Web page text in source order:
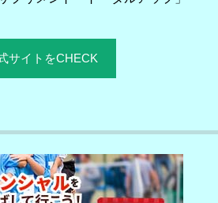
サイトをCHECK